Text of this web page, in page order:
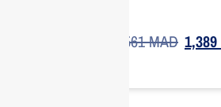
1,561MAD 1,389